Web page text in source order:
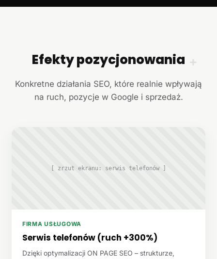
+
Efekty pozycjonowania
Konkretne działania SEO, które realnie wpływają
na ruch, pozycje w Google i sprzedaż.
[ zrzut ekranu: serwis telefonów ]
FIRMA USŁUGOWA
Serwis telefonów (ruch +300%)
Dzięki optymalizacji ON PAGE SEO – strukturze,